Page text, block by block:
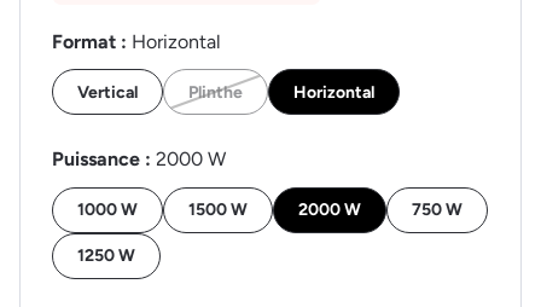
Format : Horizontal
Vertical Plinthe Horizontal
Puissance : 2000 W
1000 W 1500 W 2000 W 750 W
1250 W